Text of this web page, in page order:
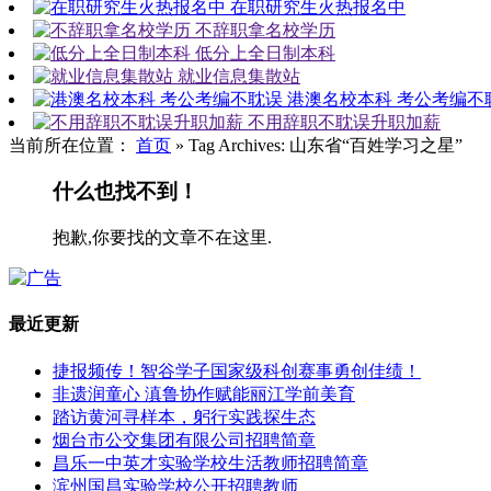
在职研究生火热报名中
不辞职拿名校学历
低分上全日制本科
就业信息集散站
港澳名校本科 考公考编不
不用辞职不耽误升职加薪
当前所在位置： 首页 » Tag Archives: 山东省“百姓学习之星”
什么也找不到！
抱歉,你要找的文章不在这里.
最近更新
捷报频传！智谷学子国家级科创赛事勇创佳绩！
非遗润童心 滇鲁协作赋能丽江学前美育
踏访黄河寻样本，躬行实践探生态
烟台市公交集团有限公司招聘简章
昌乐一中英才实验学校生活教师招聘简章
滨州国昌实验学校公开招聘教师